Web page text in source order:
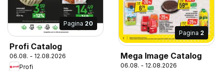
Pagina 20
Profi Catalog
06.08. - 12.08.2026
Profi
Pagina 2
Mega Image Catalog
06.08. - 12.08.2026